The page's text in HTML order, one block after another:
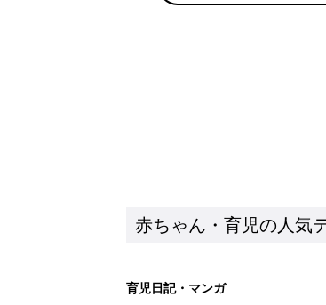
赤ちゃん・育児の人気
育児日記・マンガ